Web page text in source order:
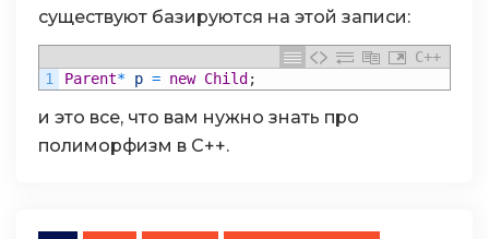
существуют базируются на этой записи:
C++
1
Parent* p = new Child ;
и это все, что вам нужно знать про
полиморфизм в C++.